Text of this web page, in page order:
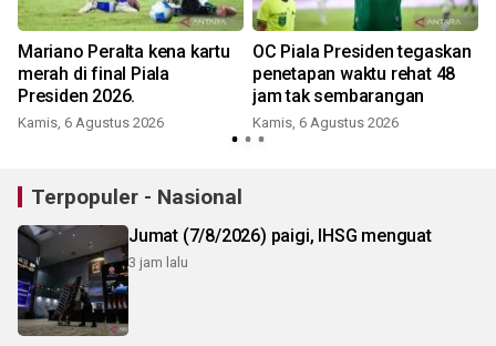
Mariano Peralta kena kartu
merah di final Piala
Presiden 2026.
Kamis, 6 Agustus 2026
OC Piala Presiden tegaskan
penetapan waktu rehat 48
jam tak sembarangan
Kamis, 6 Agustus 2026
Terpopuler - Nasional
Jumat (7/8/2026) paigi, IHSG menguat
3 jam lalu